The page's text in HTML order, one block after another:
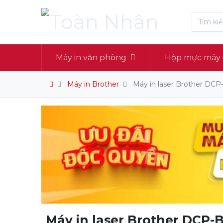
Máy in văn phòng Hộp mực máy
Máy in Brother Máy in laser Brother
Máy in laser Brother DCP-